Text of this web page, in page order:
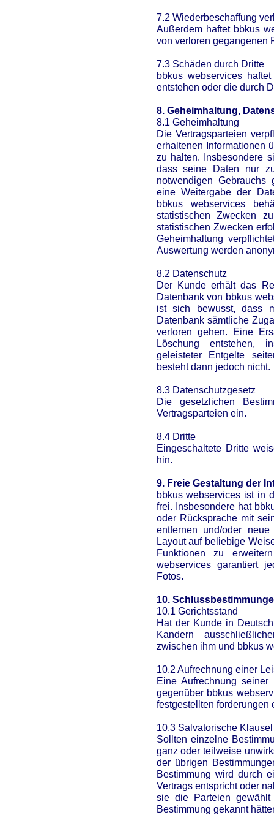
7.2 Wiederbeschaffung
Außerdem haftet bbkus
von verloren gegangenen
7.3 Schäden durch Dritte
bbkus webservices
entstehen oder die durch
8. Geheimhaltung,
8.1 Geheimhaltung
Die Vertragsparteien
erhaltenen Informationen
zu halten. Insbesondere
dass seine Daten nur
notwendigen Gebrauchs
eine Weitergabe der
bbkus webservices
statistischen Zwecken
statistischen Zwecken
Geheimhaltung
Auswertung werden
8.2 Datenschutz
Der Kunde erhält das
Datenbank von bbkus
ist sich bewusst, dass
Datenbank sämtliche
verloren gehen. Eine
Löschung entstehen,
geleisteter Entgelte
besteht dann jedoch nicht.
8.3 Datenschutzgesetz
Die gesetzlichen
Vertragsparteien ein.
8.4 Dritte
Eingeschaltete Dritte
hin.
9. Freie Gestaltung der
bbkus webservices ist in
frei. Insbesondere hat
oder Rücksprache mit
entfernen und/oder
Layout auf beliebige
Funktionen zu
webservices garantiert
Fotos.
10.
10.1 Gerichtsstand
Hat der Kunde in
Kandern
zwischen ihm und bbkus
10.2 Aufrechnung einer
Eine Aufrechnung
gegenüber bbkus
festgestellten forderungen
10.3 Salvatorische Klausel
Sollten einzelne
ganz oder teilweise
der übrigen
Bestimmung wird durch
Vertrags entspricht oder
sie die Parteien
Bestimmung gekannt